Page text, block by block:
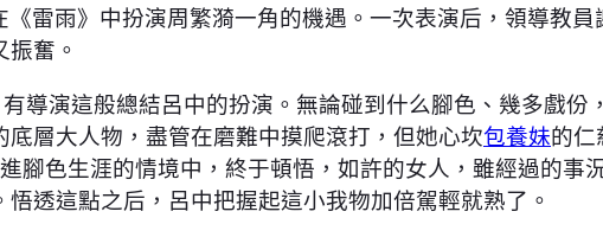
雷雨》中扮演周繁漪一角的機遇。一次表演后，領導教
奮。
有導演這般總結呂中的扮演。無論碰到什么腳色、幾多戲
層大人物，盡管在磨難中摸爬滾打，但她心坎包養妹的仁
腳色生涯的情境中，終于頓悟，如許的女人，雖經過的
透這點之后，呂中把握起這小我物加倍駕輕就熟了。